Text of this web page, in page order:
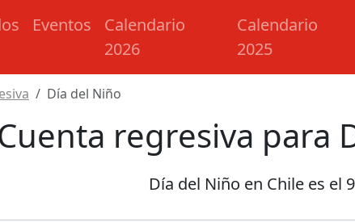
Eventos
Calendario
2026
Calendario
2025
Día del Niño
regresiva para
Día del Niño en Chile es el